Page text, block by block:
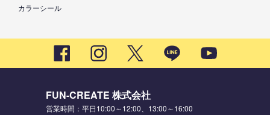
カラーシール
FUN-CREATE 株式会社
営業時間：平日10:00～12:00、13:00～16:00